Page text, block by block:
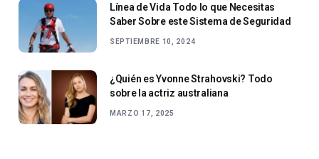
Línea de Vida Todo lo que Necesitas
Saber Sobre este Sistema de Seguridad
SEPTIEMBRE 10, 2024
¿Quién es Yvonne Strahovski? Todo
sobre la actriz australiana
MARZO 17, 2025